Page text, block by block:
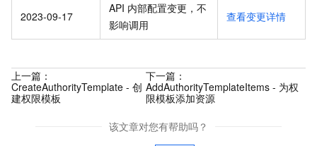
2023-09-17
API 内部配置变更，不
影响调用
查看变更详情
上一篇：
CreateAuthorityTemplate - 创
建权限模板
下一篇：
AddAuthorityTemplateItems - 为权
限模板添加资源
该文章对您有帮助吗？